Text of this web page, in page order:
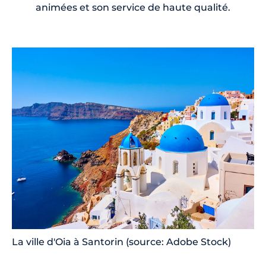
animées et son service de haute qualité.
La ville d'Oia à Santorin (source: Adobe Stock)